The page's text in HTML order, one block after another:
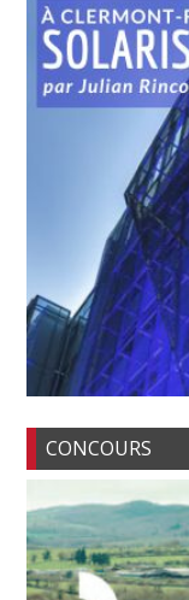
CONCOURS